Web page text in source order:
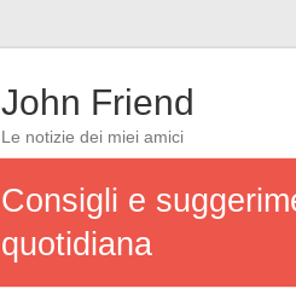
John Friend
Le notizie dei miei amici
Consigli e
quotidiana